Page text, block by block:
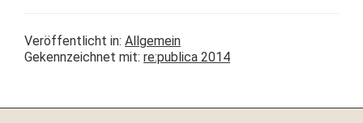
Veröffentlicht in: Allgemein
Gekennzeichnet mit: re:publica 2014